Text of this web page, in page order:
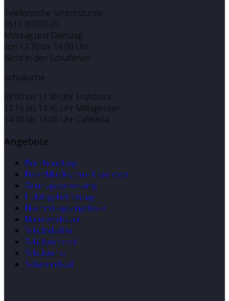
Telefonische Sprechstunde:
0511 80709-39
Montag und Dienstag
von 12:30 bis 14:00 Uhr
Nicht in den Schulferien
Schulküche
08:00 bis 11:30 Uhr Frühstück
12:15 bis 14:45 Uhr Mittagessen
14.30 bis 15.00 Uhr Caféteria
Angebote
Buchhandlung
Freie Musikschule Hannover
Ganztagsbetreuung
Halbtagsbetreuung
Nachmittagsangebote
Naturwerkstatt
Schülerladen
Schulbücherei
Schulküche
Schwimmbad